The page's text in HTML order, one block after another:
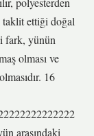
taklit ettiği doğal
fark, yünün
olması ve
16
arasındaki